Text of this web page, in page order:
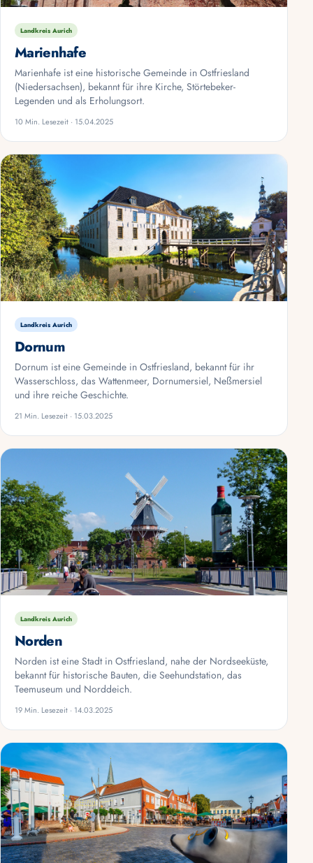
Landkreis Aurich
Marienhafe
Marienhafe ist eine historische Gemeinde in Ostfriesland
(Niedersachsen), bekannt für ihre Kirche, Störtebeker-
Legenden und als Erholungsort.
10 Min. Lesezeit · 15.04.2025
Landkreis Aurich
Dornum
Dornum ist eine Gemeinde in Ostfriesland, bekannt für ihr
Wasserschloss, das Wattenmeer, Dornumersiel, Neßmersiel
und ihre reiche Geschichte.
21 Min. Lesezeit · 15.03.2025
Landkreis Aurich
Norden
Norden ist eine Stadt in Ostfriesland, nahe der Nordseeküste,
bekannt für historische Bauten, die Seehundstation, das
Teemuseum und Norddeich.
19 Min. Lesezeit · 14.03.2025